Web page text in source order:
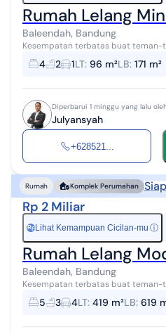
Rumah Lelang
Baleendah, Bandung
Kesempatan terbatas buat teman-
dengan return investasi tinggi di
Permai Jl Padi Indah IV/N...
4 2 1LT: 96 m²LB: 171 m²
Diperbarui 1 minggu yang lalu
Julyansyah
+628521...
Rumah Komplek Perumahan
Rp 2 Miliar
Rp Lihat Kemampuan Cicilan-mu ⓘ
Rumah Lelang
Baleendah, Bandung
Kesempatan terbatas buat teman-
dengan return investasi tinggi di
004 RW 011 Desa Baleend...
5 3 4LT: 419 m²LB: 619